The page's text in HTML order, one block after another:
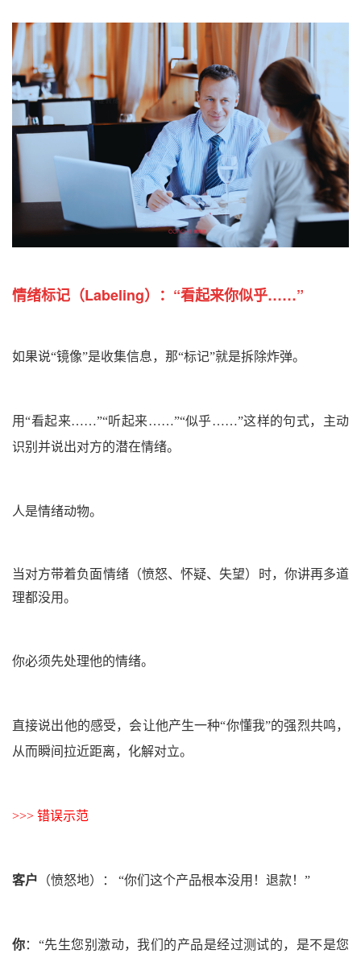
情绪标记 （Labeling）： “看起来你似乎……”
如果说“镜像”是收集信息，那“标记”就是拆除炸弹。
用“看起来……”“听起来……”“似乎……”这样的句式，主动
识别并说出对方的潜在情绪。
人是情绪动物。
当对方带着负面情绪（愤怒、怀疑、失望）
时，你讲再多道
理都没用。
你必须先处理他的情绪。
直接说出他的感受，会让他产生一种“你懂我”的强烈共鸣，
从而瞬间拉近距离，化解对立。
>>> 错误示范
客户 （愤怒地） ： “你们这个产品根本没用！退款！”
你： “先生您别激动，我们的产品是经过测试的，是不是您